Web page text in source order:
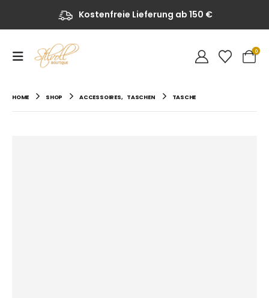
Kostenfreie Lieferung ab 150 €
0
HOME SHOP ACCESSOIRES, TASCHEN TASCHE